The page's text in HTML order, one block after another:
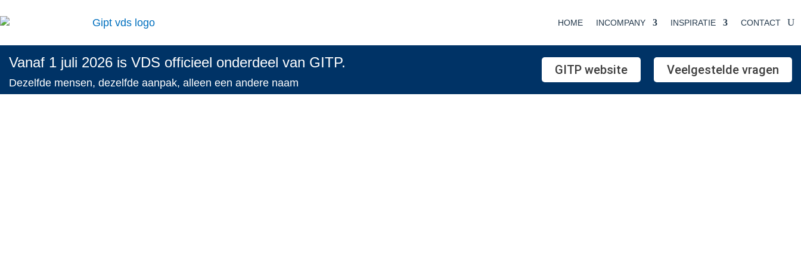
HOME INCOMPANY INSPIRATIE CONTACT
Vanaf 1 juli 2026 is VDS officieel onderdeel van GITP.
Dezelfde mensen, dezelfde aanpak, alleen een andere naam
GITP website Veelgestelde vragen